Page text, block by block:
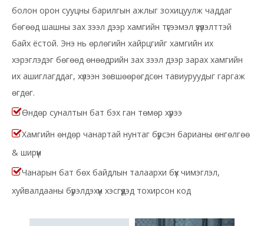
болон орон сууцны барилгын ажлыг зохицуулж чаддаг
бөгөөд шашны зах зээл дээр хамгийн түгээмэл үзүүлэлттэй
байх ёстой. Энэ нь өрлөгийн хайрцгийг хамгийн их
хэрэглэдэг бөгөөд өнөөдрийн зах зээл дээр зарах хамгийн
их ашиглагддаг, хүлээн зөвшөөрөгдсөн тавиуруудыг гаргаж
өгдөг.
Өндөр суналтын бат бэх ган төмөр хүрээ
Хамгийн өндөр чанартай нунтаг бүрсэн барианы өнгөлгөө
& ширүүн
Чанарын бат бөх байдлын талаархи бүх чимэглэл,
хуйвалдааны бүрэлдэхүүн хэсгүүдэд тохирсон код